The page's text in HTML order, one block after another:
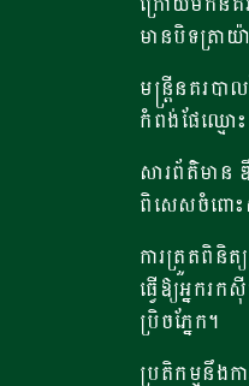
ក្រោយមកនគ
មានបិទត្រា
មន្ត្រីនគរបា
កំពង់ផែឈ្មោ
សារព័ត៌មាន
ពិសេស​ចំពោះ​
ការត្រួតពិនិត្
ធ្វើឱ្យអ្នក
ប្រិចភ្នែក។
ប្រតិកម្មនឹងក